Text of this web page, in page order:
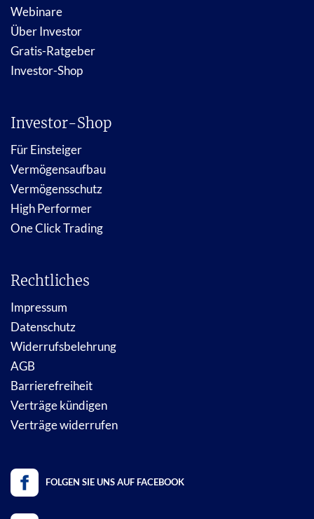
Webinare
Über Investor
Gratis-Ratgeber
Investor-Shop
Investor-Shop
Für Einsteiger
Vermögensaufbau
Vermögensschutz
High Performer
One Click Trading
Rechtliches
Impressum
Datenschutz
Widerrufsbelehrung
AGB
Barrierefreiheit
Verträge kündigen
Verträge widerrufen
FOLGEN SIE UNS AUF FACEBOOK